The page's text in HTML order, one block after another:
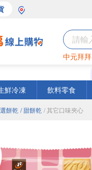
中元拜拜
鮮冷凍 飲料零食
餅乾 / 甜餅乾 / 其它口味夾心